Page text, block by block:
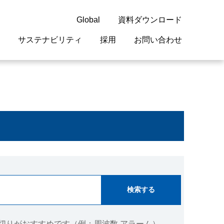
Global
閉じる
資料ダウンロード
介
器
全
券情報
サステナビリティ 採用
採用情報
お問い合わせ
サイトについて